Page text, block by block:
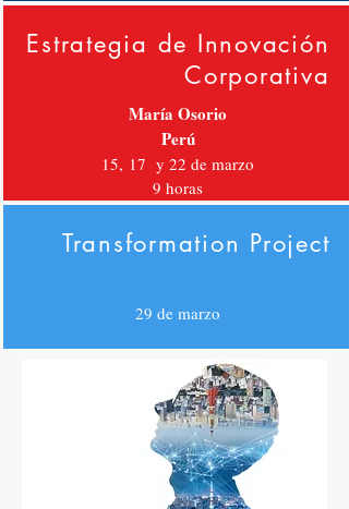
Estrategia de Innovación
Corporativa
María Osorio
Perú
15, 17 y 22 de marzo
9 horas
Transformation Project
29 de marzo